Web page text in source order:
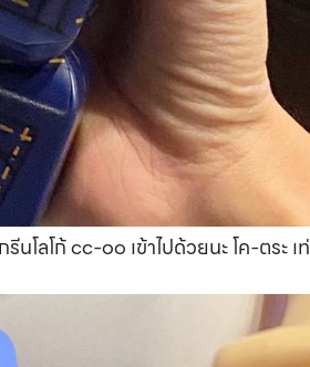
ลโก้ cc-oo เข้าไปด้วยนะ โค-ตระ เท่